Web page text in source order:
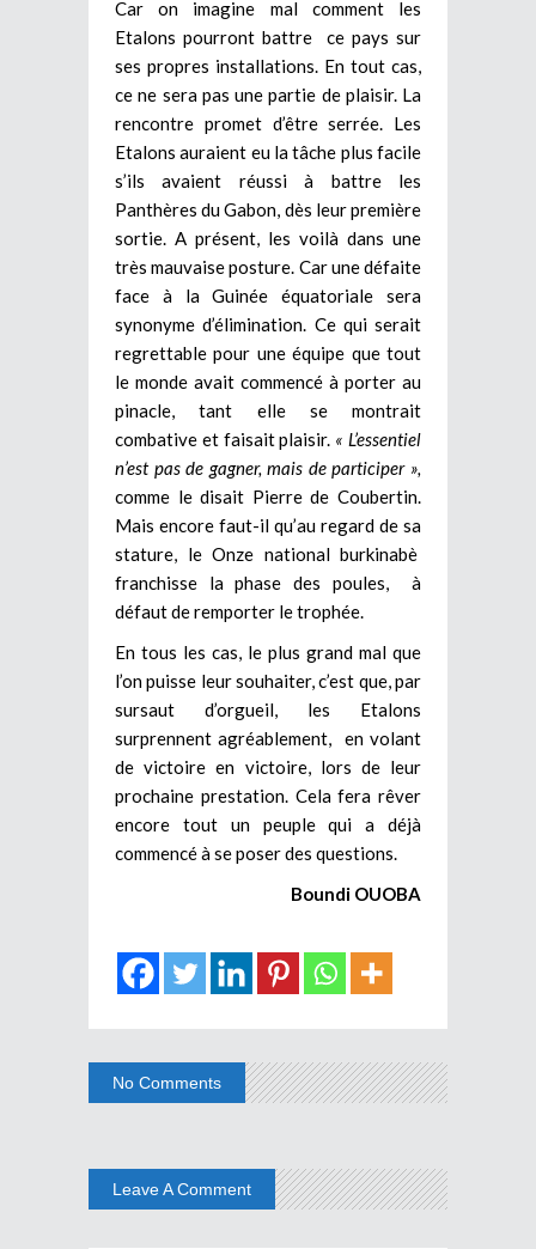
Car on imagine mal comment les
Etalons pourront battre ce pays sur
ses propres installations. En tout cas,
ce ne sera pas une partie de plaisir. La
rencontre promet d’être serrée. Les
Etalons auraient eu la tâche plus facile
s’ils avaient réussi à battre les
Panthères du Gabon, dès leur première
sortie. A présent, les voilà dans une
très mauvaise posture. Car une défaite
face à la Guinée équatoriale sera
synonyme d’élimination. Ce qui serait
regrettable pour une équipe que tout
le monde avait commencé à porter au
pinacle, tant elle se montrait
combative et faisait plaisir. « L’essentiel
n’est pas de gagner, mais de participer »,
comme le disait Pierre de Coubertin.
Mais encore faut-il qu’au regard de sa
stature, le Onze national burkinabè
franchisse la phase des poules, à
défaut de remporter le trophée.
En tous les cas, le plus grand mal que
l’on puisse leur souhaiter, c’est que, par
sursaut d’orgueil, les Etalons
surprennent agréablement, en volant
de victoire en victoire, lors de leur
prochaine prestation. Cela fera rêver
encore tout un peuple qui a déjà
commencé à se poser des questions.
Boundi OUOBA
No Comments
Leave A Comment